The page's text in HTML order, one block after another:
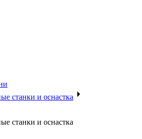
станки и оснастка
станки и оснастка